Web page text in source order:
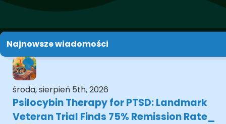
Najnowsze wiadomości
środa, sierpień 5th, 2026
Psilocybin Therapy for PTSD: Landmark
Veteran Trial Finds 75% Remission Rate